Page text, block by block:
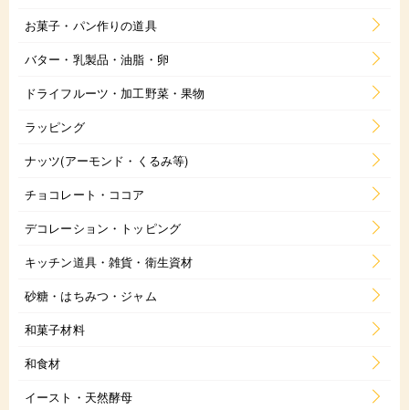
お菓子・パン作りの道具
バター・乳製品・油脂・卵
ドライフルーツ・加工野菜・果物
ラッピング
ナッツ(アーモンド・くるみ等)
チョコレート・ココア
デコレーション・トッピング
キッチン道具・雑貨・衛生資材
砂糖・はちみつ・ジャム
和菓子材料
和食材
イースト・天然酵母